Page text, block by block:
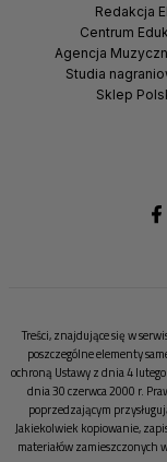
Redakcja
Centrum
Agencja
Studia
Sklep
Treści, znajdujące się w
poszczególne elementy
ochroną Ustawy z dnia 4
dnia 30 czerwca 2000 r.
poprzedzającym
Jakiekolwiek kopiowanie,
materiałów zamieszczonych